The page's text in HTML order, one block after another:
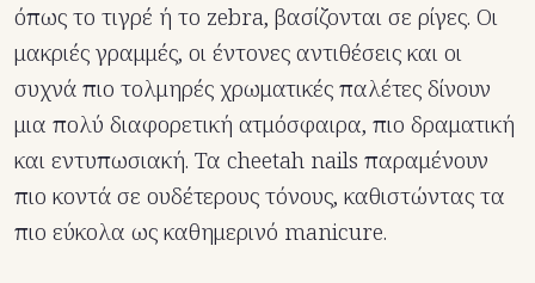
όπως το τιγρέ ή το zebra, βασίζονται σε ρίγες. Οι
μακριές γραμμές, οι έντονες αντιθέσεις και οι
συχνά πιο τολμηρές χρωματικές παλέτες δίνουν
μια πολύ διαφορετική ατμόσφαιρα, πιο δραματική
και εντυπωσιακή. Τα cheetah nails παραμένουν
πιο κοντά σε ουδέτερους τόνους, καθιστώντας τα
πιο εύκολα ως καθημερινό manicure.